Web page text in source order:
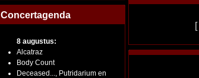
Concertagenda
8 augustus:
Alcatraz
Body Count
Deceased..., Putridarium en
[